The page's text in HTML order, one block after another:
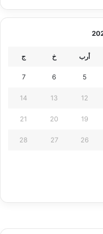
أرب خ ج
5
6
7
12
13
14
19
20
21
26
27
28